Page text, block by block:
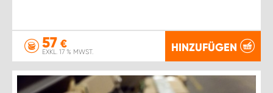
57 €
EXKL. 17 % MWST. HINZUFÜGEN